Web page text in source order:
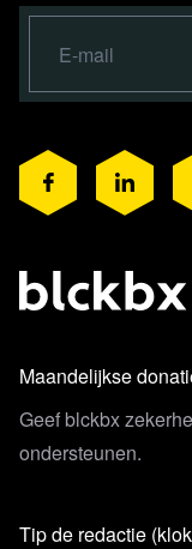
Maandelijkse
Geef blckbx
ondersteunen.
Tip de redactie